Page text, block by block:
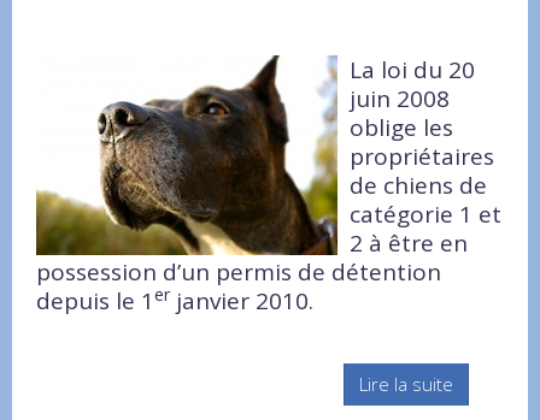
La loi du 20
juin 2008
oblige les
propriétaires
de chiens de
catégorie 1 et
2 à être en
possession d’un permis de détention
depuis le 1 erjanvier 2010.
Lire la suite